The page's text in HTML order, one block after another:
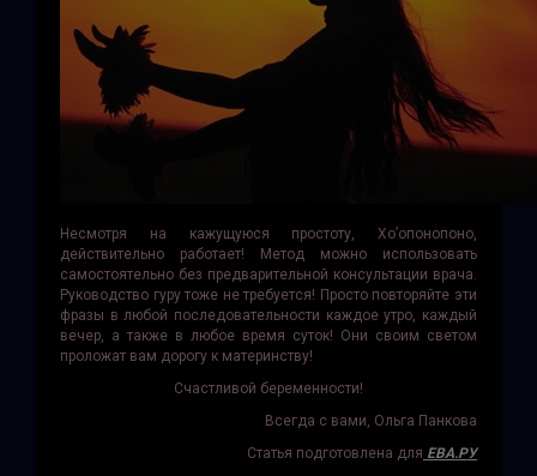
Несмотря на кажущуюся простоту, Хо’опонопоно,
действительно работает! Метод можно использовать
самостоятельно без предварительной консультации врача.
Руководство гуру тоже не требуется! Просто повторяйте эти
фразы в любой последовательности каждое утро, каждый
вечер, а также в любое время суток! Они своим светом
проложат вам дорогу к материнству!
Счастливой беременности!
Всегда с вами, Ольга Панкова
Статья подготовлена для ЕВА.РУ